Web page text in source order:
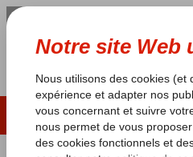
ÉTÉ 2026
Les garanties de